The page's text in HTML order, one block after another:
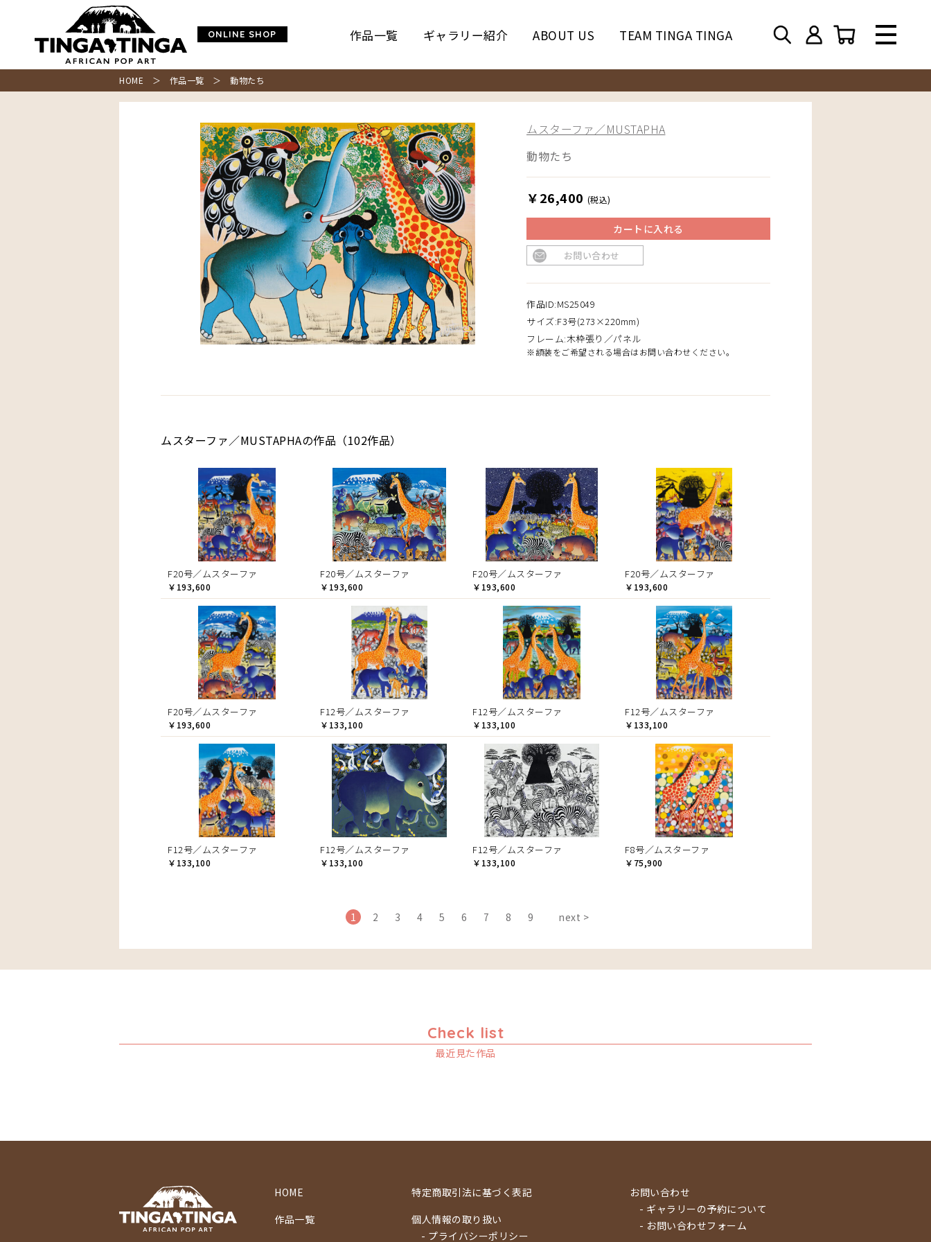
ONLINE SHOP 作品一覧 ギャラリー紹介 ABOUT US TEAM TINGA TINGA
HOME ＞ 作品一覧 ＞ 動物たち
ムスターファ／MUSTAPHA
動物たち
￥26,400 (税込)
カートに入れる
お問い合わせ
作品ID:MS25049
サイズ:F3号(273×220mm)
フレーム:木枠張り／パネル
※額装をご希望される場合はお問い合わせください。
ムスターファ／MUSTAPHAの作品（102作品）
F20号／ムスターファ
￥193,600
F20号／ムスターファ
￥193,600
F20号／ムスターファ
￥193,600
F20号／ムスターファ
￥193,600
F20号／ムスターファ
￥193,600
F12号／ムスターファ
￥133,100
F12号／ムスターファ
￥133,100
F12号／ムスターファ
￥133,100
F12号／ムスターファ
￥133,100
F12号／ムスターファ
￥133,100
F12号／ムスターファ
￥133,100
F8号／ムスターファ
￥75,900
1 2 3 4 5 6 7 8 9 next >
Check list
最近見た作品
HOME
作品一覧
特定商取引法に基づく表記
個人情報の取り扱い
- プライバシーポリシー
お問い合わせ
- ギャラリーの予約について
- お問い合わせフォーム